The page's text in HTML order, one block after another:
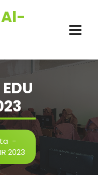
-
2023